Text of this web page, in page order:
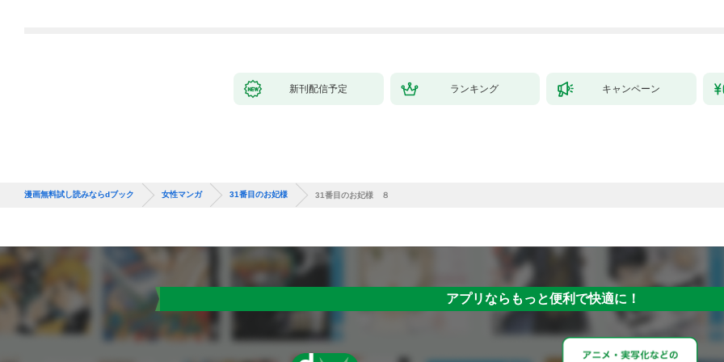
新刊配信予定 ランキング キャンペーン
漫画無料試し読みならdブック 女性マンガ 31番目のお妃様 31番目のお妃様 ８
アプリならもっと便利で快適に！